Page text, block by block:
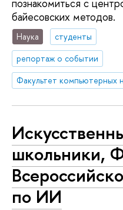
познакомиться с
байесовских методов.
Наука
студенты
репортаж о событии
Факультет компьютерных
школьники,
по ИИ